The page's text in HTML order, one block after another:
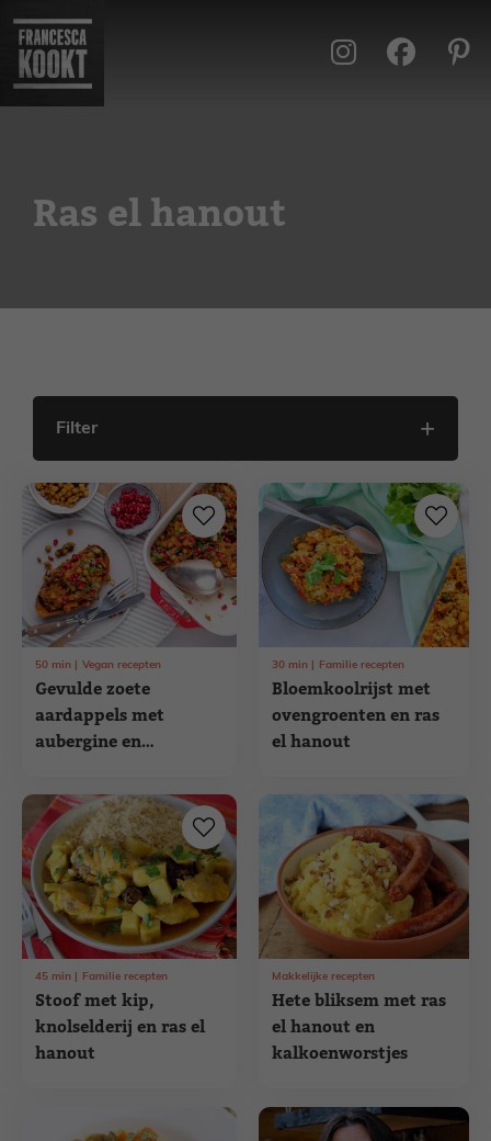
naar
inhoud
Ras el hanout
Filter
Gevulde zoete
aardappels met
aubergine en
50 min Vegan recepten
Bloemkoolrijst met
ovengroenten en ras
el hanout
30 min Familie recepten
Stoof met kip,
knolselderij en ras el
hanout
45 min Familie recepten
Hete bliksem met ras
el hanout en
kalkoenworstjes
Makkelijke recepten